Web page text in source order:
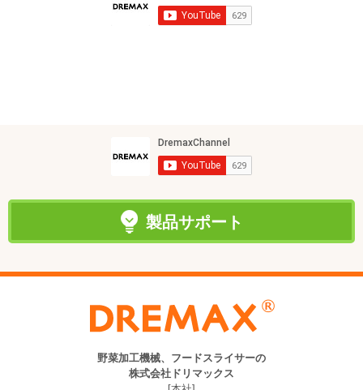
製品サポート
野菜加工機械、フードスライサーの
株式会社ドリマックス